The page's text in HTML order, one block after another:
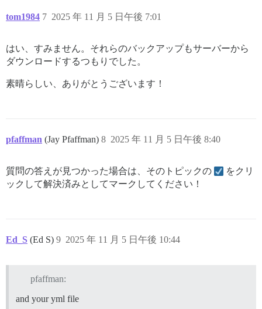
tom1984 2025 年 11 月 5 日午後 7:01
7
はい、すみません。それらのバックアップもサーバーから
ダウンロードするつもりでした。
素晴らしい、ありがとうございます！
pfaffman (Jay Pfaffman) 2025 年 11 月 5 日午後 8:40
8
質問の答えが見つかった場合は、そのトピックの
をクリ
ックして解決済みとしてマークしてください！
Ed_S (Ed S) 2025 年 11 月 5 日午後 10:44
9
pfaffman:
and your yml file